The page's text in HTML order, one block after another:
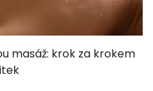
masáž: krok za krokem